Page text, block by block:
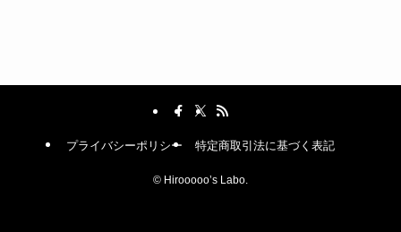
プライバシーポリシー 特定商取引法に基づく表記
© Hirooooo’s Labo.